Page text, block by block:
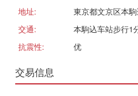
地址:
東京都文京区本
交通:
本駒込车站步行1
抗震性:
优
交易信息